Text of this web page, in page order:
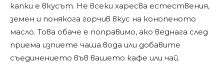
капки е вкусът. Не всеки харесва естествения,
земен и понякога горчив вкус на конопеното
масло. Това обаче е поправимо, ако веднага след
приема изпиете чаша вода или добавите
съединението във вашето кафе или чай.